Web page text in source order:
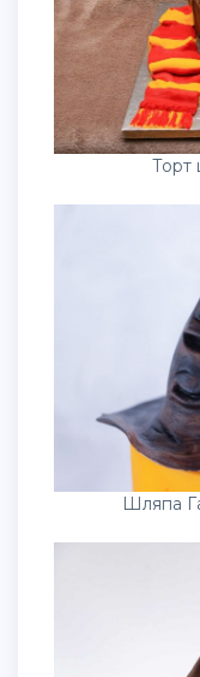
Торт
Шляпа